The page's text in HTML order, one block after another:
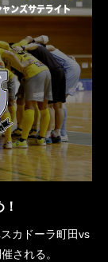
カドーラ町田vs
される。